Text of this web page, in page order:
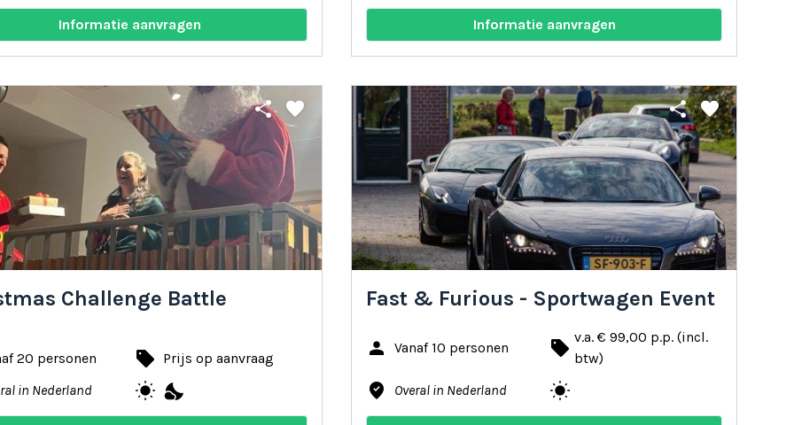
Informatie aanvragen Informatie aanvragen
share favorite
Challenge Battle
20 personen local_offer Prijs op aanvraag
in Nederland wb_sunny nights_stay
share favorite
Fast & Furious - Sportwagen Event
person
Vanaf 10 personen local_offer v.a. € 99,00 p.p. (incl.
btw)
where_to_vote Overal in Nederland wb_sunny